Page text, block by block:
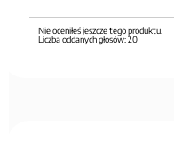
Nie oceniłeś jeszcze tego produktu.
Liczba oddanych głosów:20